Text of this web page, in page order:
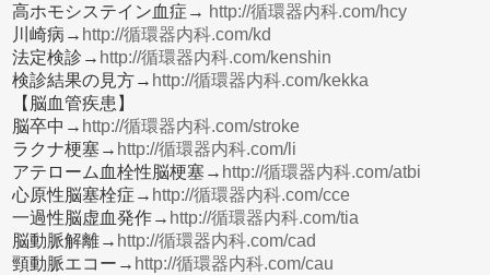
高ホモシステイン血症→ http://循環器内科.com/hcy
川崎病→ http://循環器内科.com/kd
法定検診→ http://循環器内科.com/kenshin
検診結果の見方→ http://循環器内科.com/kekka
【脳血管疾患】
脳卒中→ http://循環器内科.com/stroke
ラクナ梗塞→ http://循環器内科.com/li
アテローム血栓性脳梗塞→ http://循環器内科.com/atbi
心原性脳塞栓症→ http://循環器内科.com/cce
一過性脳虚血発作→ http://循環器内科.com/tia
脳動脈解離→ http://循環器内科.com/cad
頸動脈エコー→ http://循環器内科.com/cau